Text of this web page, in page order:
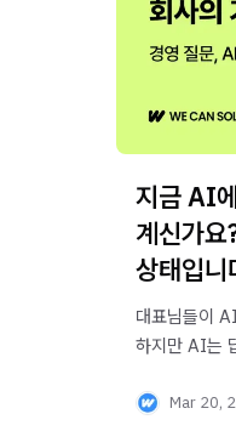
지금 AI
계신가
상태입니
대표님들이
하지만 AI는
의사결정 OS
Mar 20,